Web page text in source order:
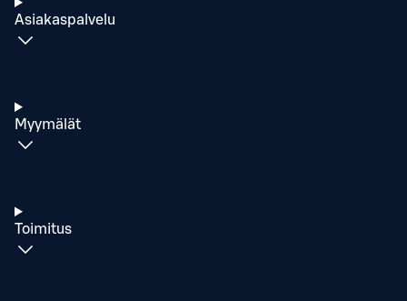
Asiakaspalvelu
Myymälät
Toimitus